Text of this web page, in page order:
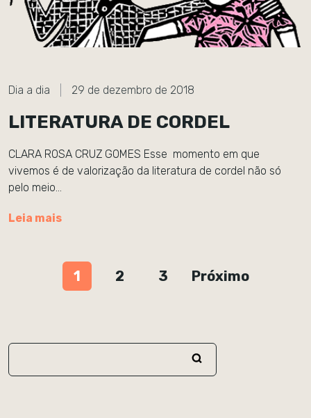
Dia a dia 29 de dezembro de 2018
LITERATURA DE CORDEL
CLARA ROSA CRUZ GOMES Esse momento em que
vivemos é de valorização da literatura de cordel não só
pelo meio…
Leia mais
1 2 3 Próximo